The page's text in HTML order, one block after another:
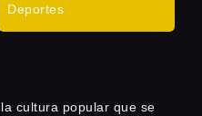
Deportes
cultura popular que se